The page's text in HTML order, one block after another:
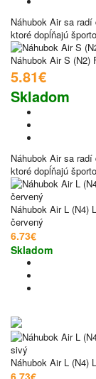
Náhubok Air sa
ktoré dopĺňajú
Náhubok Air S (N2)
5.81€
Skladom
Náhubok Air sa
ktoré dopĺňajú
Náhubok Air L (N4)
červený
6.73€
Skladom
Náhubok Air L (N4)
6.73€